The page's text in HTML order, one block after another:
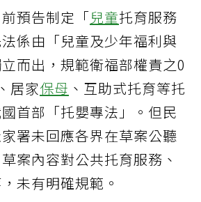
預告制定「兒童托育服務
係由「兒童及少年福利與
而出，規範衛福部權責之0
居家保母 、互助式托育等托
首部「托嬰專法」。但民
署未回應各界在草案公聽
案內容對公共托育服務、
未有明確規範。